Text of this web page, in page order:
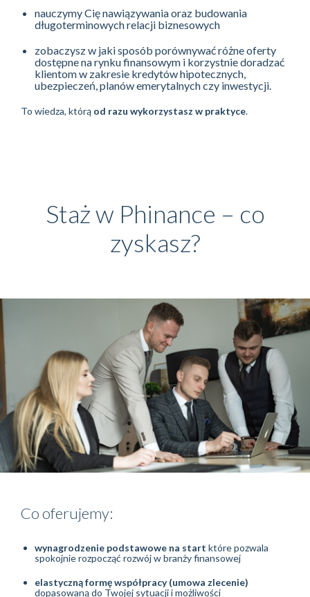
nauczymy Cię nawiązywania oraz budowania
długoterminowych relacji biznesowych
zobaczysz w jaki sposób porównywać różne oferty
dostępne na rynku finansowym i korzystnie doradzać
klientom w zakresie kredytów hipotecznych,
ubezpieczeń, planów emerytalnych czy inwestycji.
To wiedza, którą od razu wykorzystasz w praktyce.
Staż w Phinance – co
zyskasz?
Co oferujemy:
wynagrodzenie podstawowe na start które pozwala
spokojnie rozpocząć rozwój w branży finansowej
elastyczną formę współpracy (umowa zlecenie)
dopasowaną do Twojej sytuacji i możliwości